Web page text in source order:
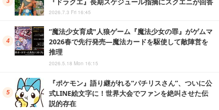
『ドラクエ』長期スケジュール指摘にスクエニが回答
2026.7.3 Fri 16:45
“魔法少女育成"人狼ゲーム『魔法少女の罪』がゲムマ
2026春で先行発売―魔法カードを駆使して敵陣営を
推理
2026.5.18 Mon 16:15
『ポケモン』語り継がれる“パチリスさん”、ついに公
式LINE絵文字に！世界大会でファンを絶叫させた伝
説的存在